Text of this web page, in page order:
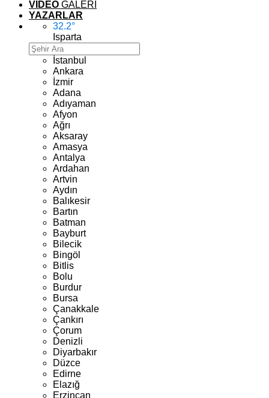
VİDEO GALERİ
YAZARLAR
32.2°
Isparta
İstanbul
Ankara
İzmir
Adana
Adıyaman
Afyon
Ağrı
Aksaray
Amasya
Antalya
Ardahan
Artvin
Aydın
Balıkesir
Bartın
Batman
Bayburt
Bilecik
Bingöl
Bitlis
Bolu
Burdur
Bursa
Çanakkale
Çankırı
Çorum
Denizli
Diyarbakır
Düzce
Edirne
Elazığ
Erzincan